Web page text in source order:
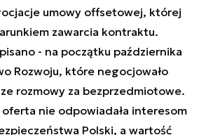
umowy offsetowej, której
zawarcia kontraktu.
- na początku października
Rozwoju, które negocjowało
rozmowy za bezprzedmiotowe.
oferta nie odpowiadała interesom
Polski, a wartość